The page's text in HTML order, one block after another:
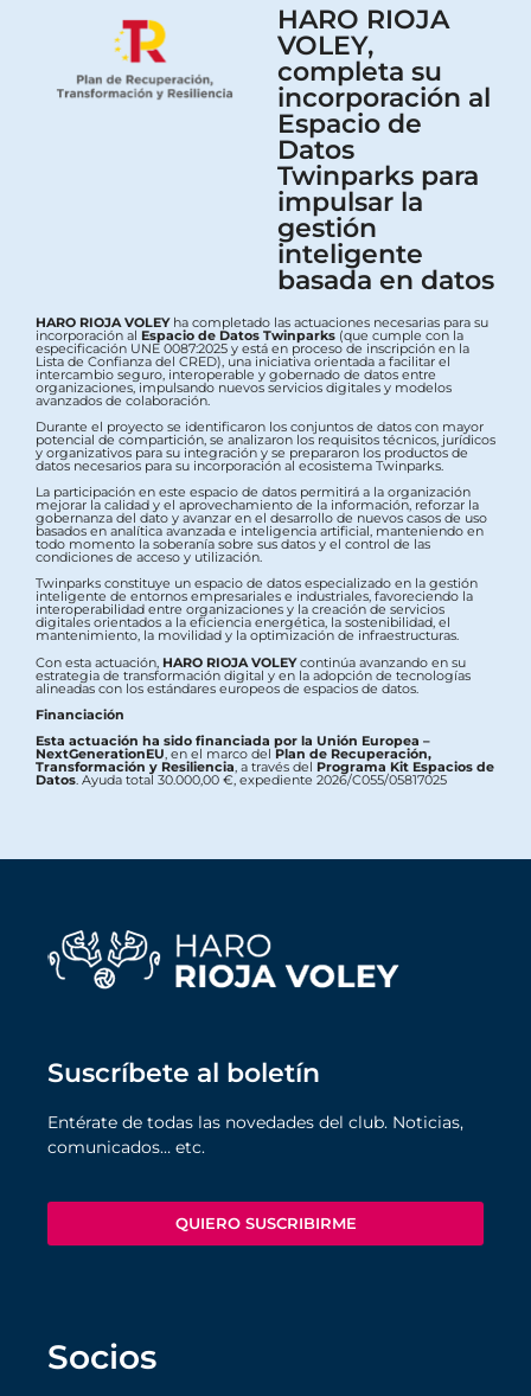
HARO RIOJA
VOLEY,
completa su
incorporación al
Espacio de
Datos
Twinparks para
impulsar la
gestión
inteligente
basada en datos
HARO RIOJA VOLEYha completado las actuaciones necesarias para su
incorporación al Espacio de Datos Twinparks (que cumple con la
especificación UNE 0087:2025 y está en proceso de inscripción en la
Lista de Confianza del CRED), una iniciativa orientada a facilitar el
intercambio seguro, interoperable y gobernado de datos entre
organizaciones, impulsando nuevos servicios digitales y modelos
avanzados de colaboración.
Durante el proyecto se identificaron los conjuntos de datos con mayor
potencial de compartición, se analizaron los requisitos técnicos, jurídicos
y organizativos para su integración y se prepararon los productos de
datos necesarios para su incorporación al ecosistema Twinparks.
La participación en este espacio de datos permitirá a la organización
mejorar la calidad y el aprovechamiento de la información, reforzar la
gobernanza del dato y avanzar en el desarrollo de nuevos casos de uso
basados en analítica avanzada e inteligencia artificial, manteniendo en
todo momento la soberanía sobre sus datos y el control de las
condiciones de acceso y utilización.
Twinparks constituye un espacio de datos especializado en la gestión
inteligente de entornos empresariales e industriales, favoreciendo la
interoperabilidad entre organizaciones y la creación de servicios
digitales orientados a la eficiencia energética, la sostenibilidad, el
mantenimiento, la movilidad y la optimización de infraestructuras.
Con esta actuación, HARO RIOJA VOLEYcontinúa avanzando en su
estrategia de transformación digital y en la adopción de tecnologías
alineadas con los estándares europeos de espacios de datos.
Financiación
Esta actuación ha sido financiada por la Unión Europea –
NextGenerationEU, en el marco del Plan de Recuperación,
Transformación y Resiliencia, a través del Programa Kit Espacios de
Datos. Ayuda total 30.000,00 €, expediente 2026/C055/05817025
Suscríbete al boletín
Entérate de todas las novedades del club. Noticias,
comunicados… etc.
QUIERO SUSCRIBIRME
Socios